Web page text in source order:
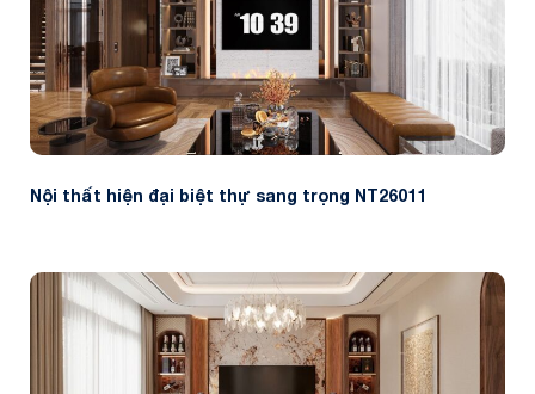
Nội thất hiện đại biệt thự sang trọng NT26011